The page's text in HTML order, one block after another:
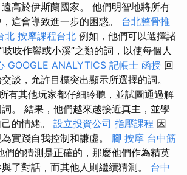
高於伊斯蘭國家。 他們明智地將所有
這會導致進一步的困惑。 台北整骨推
北 按摩課程台北 例如，他們可以選擇諸
吱吱作響或小溪”之類的詞，以使每個人
GOOGLE ANALYTICS 記帳士 函授 回
談，允許目標突出顯示所選擇的詞。
所有其他玩家都仔細聆聽，並試圖通過解
。 結果，他們越來越接近真主，並學
的情緒。 設立投資公司 指壓課程 因
實踐自我控制和謙虛。 腳 按摩 台中筋
們的猜測是正確的，那麼他們作為精英​​
了對話，而其他人則繼續猜測。 台中